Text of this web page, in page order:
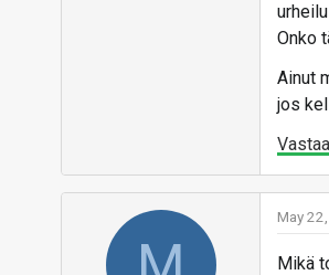
Onko
Ainut
jos
Vastaa
May
Mikä